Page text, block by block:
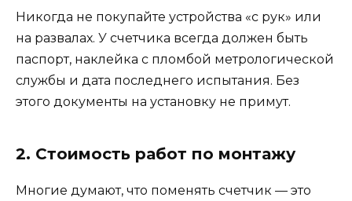
Никогда не покупайте устройства «с рук» или
на развалах. У счетчика всегда должен быть
паспорт, наклейка с пломбой метрологической
службы и дата последнего испытания. Без
этого документы на установку не примут.
2. Стоимость работ по монтажу
Многие думают, что поменять счетчик — это